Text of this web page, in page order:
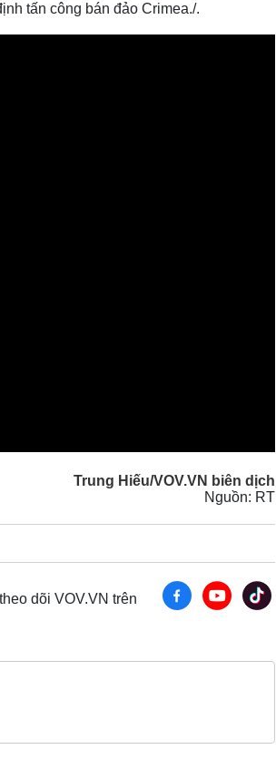
tấn công bán đảo Crimea./.
Trung Hiếu/VOV.VN biên dịch
Nguồn: RT
dõi VOV.VN trên